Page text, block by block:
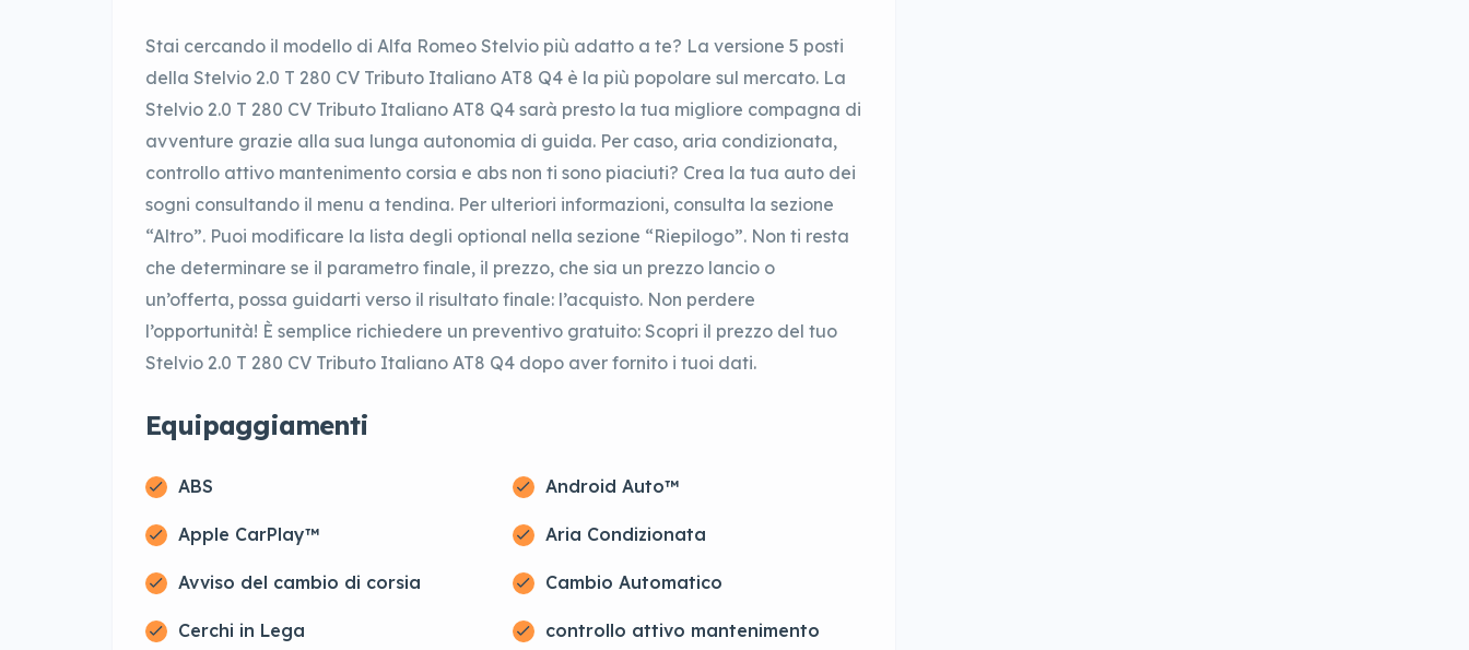
Stai cercando il modello di Alfa Romeo Stelvio più adatto a te? La versione 5 posti
della Stelvio 2.0 T 280 CV Tributo Italiano AT8 Q4 è la più popolare sul mercato. La
Stelvio 2.0 T 280 CV Tributo Italiano AT8 Q4 sarà presto la tua migliore compagna di
avventure grazie alla sua lunga autonomia di guida. Per caso, aria condizionata,
controllo attivo mantenimento corsia e abs non ti sono piaciuti? Crea la tua auto dei
sogni consultando il menu a tendina. Per ulteriori informazioni, consulta la sezione
“Altro”. Puoi modificare la lista degli optional nella sezione “Riepilogo”. Non ti resta
che determinare se il parametro finale, il prezzo, che sia un prezzo lancio o
un’offerta, possa guidarti verso il risultato finale: l’acquisto. Non perdere
l’opportunità! È semplice richiedere un preventivo gratuito: Scopri il prezzo del tuo
Stelvio 2.0 T 280 CV Tributo Italiano AT8 Q4 dopo aver fornito i tuoi dati.
Equipaggiamenti
ABS Android Auto™
Apple CarPlay™ Aria Condizionata
Avviso del cambio di corsia Cambio Automatico
Cerchi in Lega
controllo attivo mantenimento